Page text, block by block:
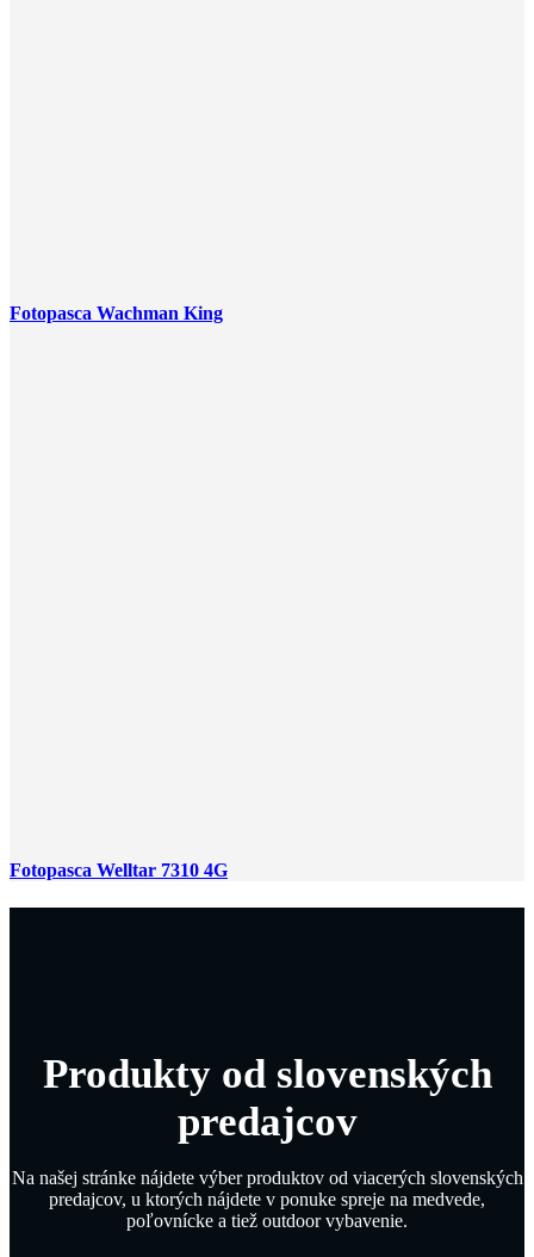
Fotopasca Wachman King
Fotopasca Welltar 7310 4G
Produkty od slovenských
predajcov
Na našej stránke nájdete výber produktov od viacerých slovenských
predajcov, u ktorých nájdete v ponuke spreje na medvede,
poľovnícke a tiež outdoor vybavenie.